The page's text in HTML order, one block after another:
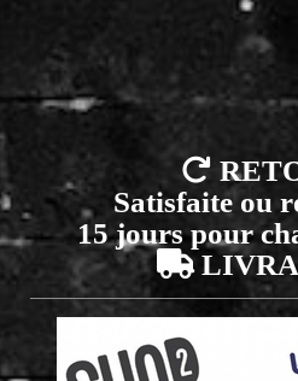

Satisfaite ou
15 jours pour
